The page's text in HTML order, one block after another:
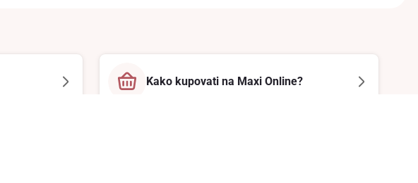
Kako kupovati na Maxi Online?